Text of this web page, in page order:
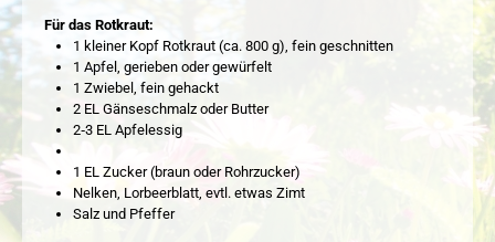
Für das Rotkraut:
1 kleiner Kopf Rotkraut (ca. 800 g), fein geschnitten
1 Apfel, gerieben oder gewürfelt
1 Zwiebel, fein gehackt
2 EL Gänseschmalz oder Butter
2‑3 EL Apfelessig
1 EL Zucker (braun oder Rohrzucker)
Nelken, Lorbeerblatt, evtl. etwas Zimt
Salz und Pfeffer